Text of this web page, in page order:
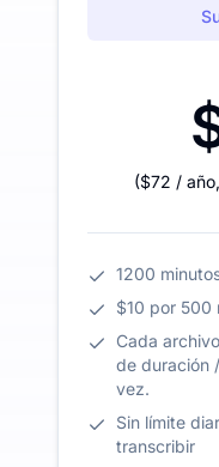
($72 / año,
1200
$10 por 500
Cada
de duración
vez.
Sin límite
transcribir